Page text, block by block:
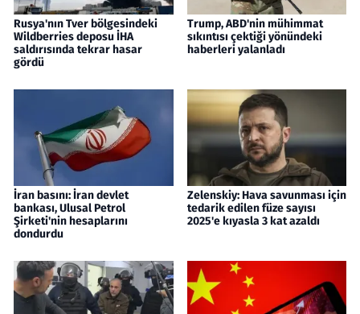
Rusya'nın Tver bölgesindeki
Wildberries deposu İHA
saldırısında tekrar hasar
gördü
Trump, ABD'nin mühimmat
sıkıntısı çektiği yönündeki
haberleri yalanladı
İran basını: İran devlet
bankası, Ulusal Petrol
Şirketi'nin hesaplarını
dondurdu
Zelenskiy: Hava savunması için
tedarik edilen füze sayısı
2025'e kıyasla 3 kat azaldı